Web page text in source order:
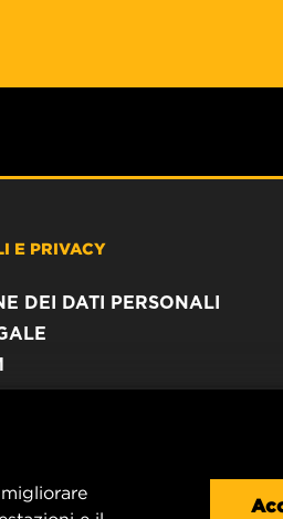
E PRIVACY
DEI DATI PERSONALI